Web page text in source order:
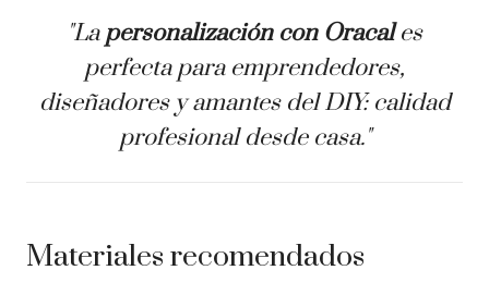
"Lapersonalización con Oracales
perfecta para emprendedores,
diseñadores y amantes del DIY: calidad
profesional desde casa."
Materiales recomendados